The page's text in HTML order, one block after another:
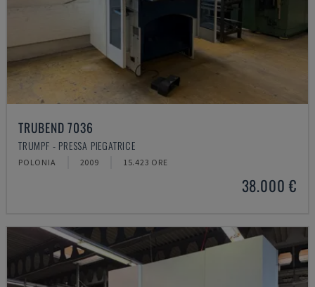
TRUBEND 7036
TRUMPF - PRESSA PIEGATRICE
POLONIA 2009 15.423 ORE
38.000 €